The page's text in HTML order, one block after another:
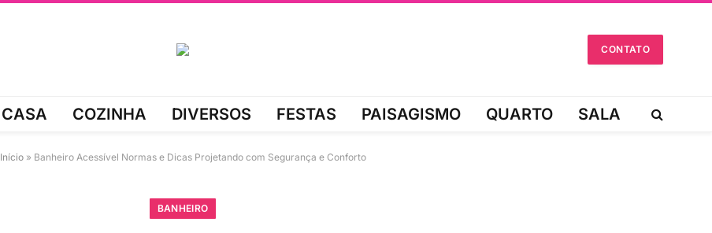
CONTATO
CASA COZINHA DIVERSOS FESTAS PAISAGISMO QUARTO SALA
Início» Banheiro Acessível Normas e Dicas Projetando com Segurança e Conforto
BANHEIRO